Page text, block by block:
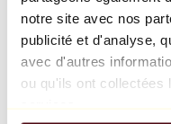
notre site avec nos
publicité et d'analyse,
avec d'autres
ou qu'ils ont collectées
Balloon Dog (Orange)
Jeff Koons
10 000 €